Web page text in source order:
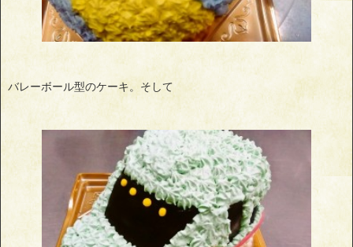
バレーボール型のケーキ。そして